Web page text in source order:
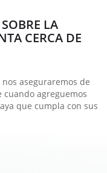
LA
CERCA DE
aseguraremos de
agreguemos
que cumpla con sus